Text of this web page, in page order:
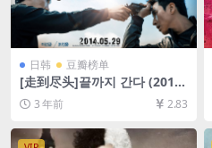
日韩 豆瓣榜单
[走到尽头]끝까지 간다 (2014)
[百度网盘+夸克网盘1080P超
清未删减资源][网盘在线播放/
3 年前 2.83